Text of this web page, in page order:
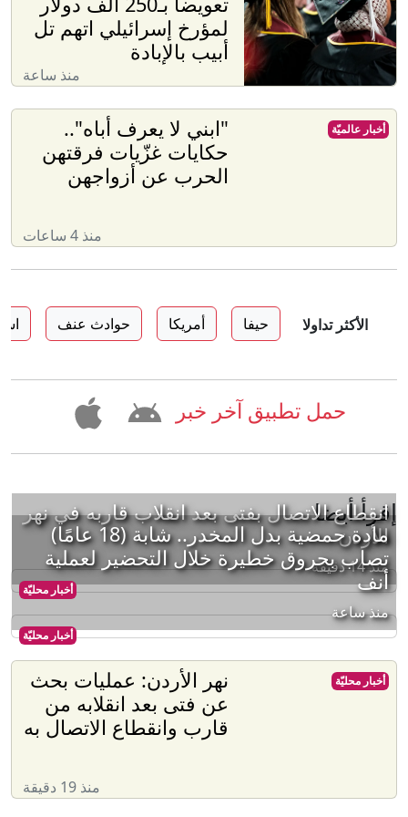
لمؤرخ إسرائيلي اتهم تل
أبيب بالإبادة
منذ ساعة
"ابني لا يعرف أباه"..
حكايات غزّيات فرقتهن
الحرب عن أزواجهن
منذ 4 ساعات
أخبار عالميّة
الأكثر تداولا حيفا أمريكا حوادث عنف
حمل تطبيق آخر خبر
إقرأ أيضا
أخبار محليّة
انقطاع الاتصال بفتى بعد انقلاب قاربه في نهر
الأردن
منذ 14 دقيقة
أخبار محليّة
مادة حمضية بدل المخدر.. شابة (18 عامًا)
تصاب بحروق خطيرة خلال التحضير لعملية
أنف
منذ ساعة
نهر الأردن: عمليات بحث
عن فتى بعد انقلابه من
قارب وانقطاع الاتصال به
منذ 19 دقيقة
أخبار محليّة